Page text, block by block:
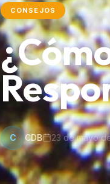
CONSEJOS
C CDB 23 de mayo